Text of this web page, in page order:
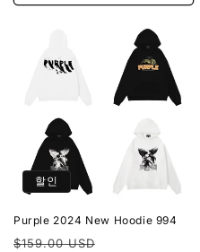
할인
Purple 2024 New Hoodie 994
정
$159.00 USD